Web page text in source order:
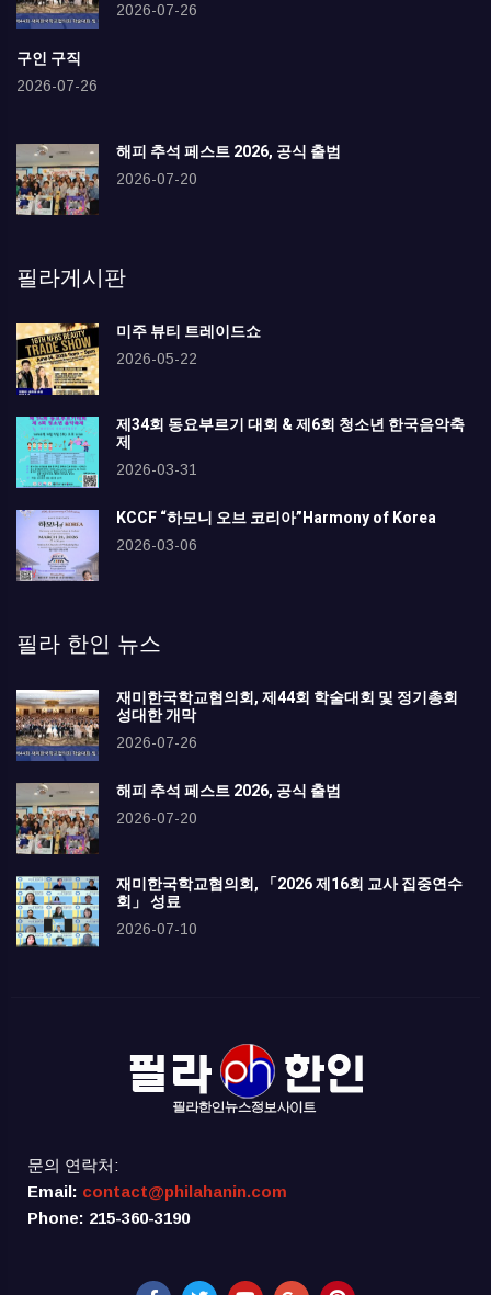
2026-07-26
구인 구직
2026-07-26
해피 추석 페스트 2026, 공식 출범
2026-07-20
필라게시판
미주 뷰티 트레이드쇼
2026-05-22
제34회 동요부르기 대회 & 제6회 청소년 한국음악축
제
2026-03-31
KCCF “하모니 오브 코리아”Harmony of Korea
2026-03-06
필라 한인 뉴스
재미한국학교협의회, 제44회 학술대회 및 정기총회
성대한 개막
2026-07-26
해피 추석 페스트 2026, 공식 출범
2026-07-20
재미한국학교협의회, 「2026 제16회 교사 집중연수
회」 성료
2026-07-10
문의 연락처:
Email: contact@philahanin.com
Phone: 215-360-3190